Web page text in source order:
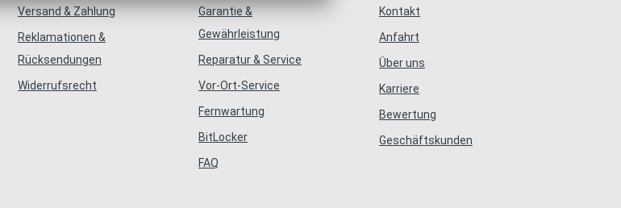
Versand & Zahlung
Reklamationen &
Rücksendungen
Widerrufsrecht
Garantie &
Gewährleistung
Reparatur & Service
Vor-Ort-Service
Fernwartung
BitLocker
FAQ
Kontakt
Anfahrt
Über uns
Karriere
Bewertung
Geschäftskunden